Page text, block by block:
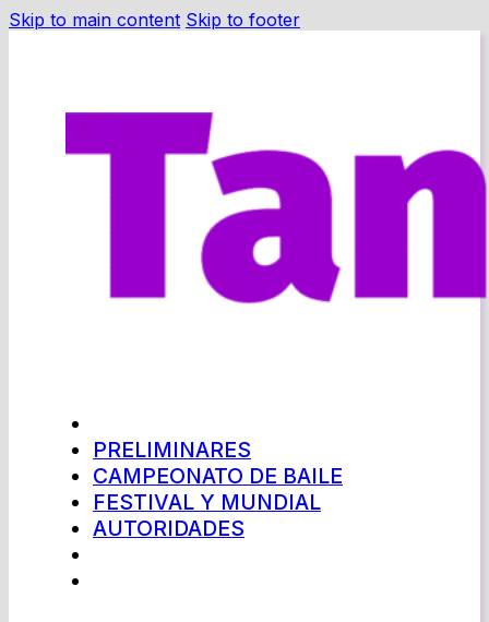
Skip to main content Skip to footer
PRELIMINARES
CAMPEONATO DE BAILE
FESTIVAL Y MUNDIAL
AUTORIDADES